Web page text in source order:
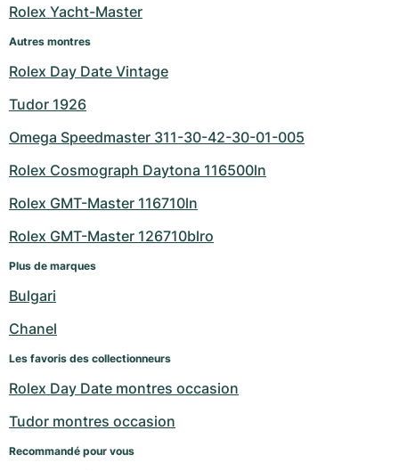
Rolex Yacht-Master
Autres montres
Rolex Day Date Vintage
Tudor 1926
Omega Speedmaster 311-30-42-30-01-005
Rolex Cosmograph Daytona 116500ln
Rolex GMT-Master 116710ln
Rolex GMT-Master 126710blro
Plus de marques
Bulgari
Chanel
Les favoris des collectionneurs
Rolex Day Date montres occasion
Tudor montres occasion
Recommandé pour vous